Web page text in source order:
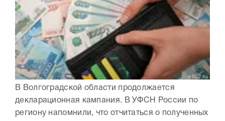
В Волгоградской области продолжается
декларационная кампания. В УФСН России по
региону напомнили, что отчитаться о полученных